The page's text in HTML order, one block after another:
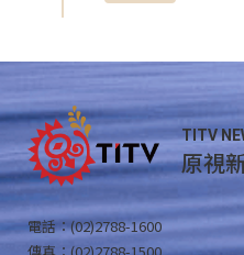
TITV
原視
電話：(02)2788-1600